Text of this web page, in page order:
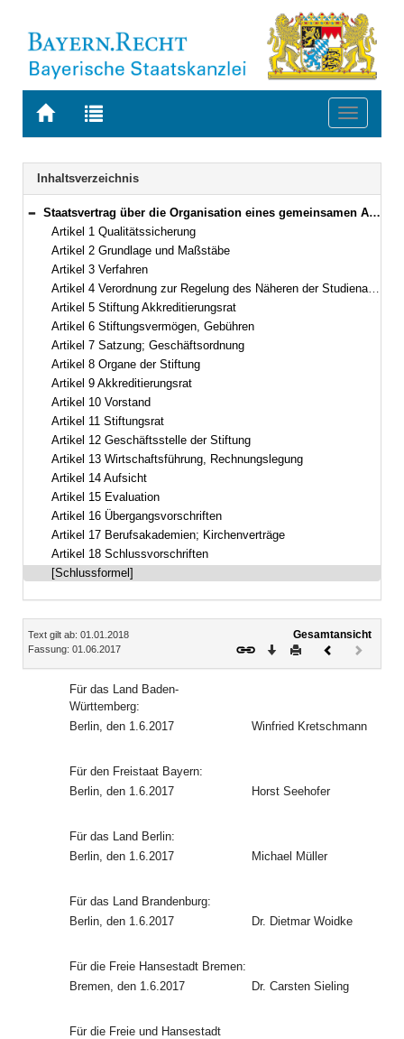
Zur
BAYERN.RECHT
Zur
letzten
Suche
Toggle
Navigation
Inhaltsverzeichnis
Bereich reduzieren
Staatsvertrag über die Organisation eines gemeinsamen Akkreditierungssystems zur Qualitätssicherung in Studium und Lehre an deutschen Hochschulen (Studienakkreditierungsstaatsvertrag) Vom 1.–20. Juni 2017 (Art. 1–18)
Artikel 1 Qualitätssicherung
Artikel 2 Grundlage und Maßstäbe
Artikel 3 Verfahren
Artikel 4 Verordnung zur Regelung des Näheren der Studienakkreditierung(Studienakkreditierungsverordnung)
Artikel 5 Stiftung Akkreditierungsrat
Artikel 6 Stiftungsvermögen, Gebühren
Artikel 7 Satzung; Geschäftsordnung
Artikel 8 Organe der Stiftung
Artikel 9 Akkreditierungsrat
Artikel 10 Vorstand
Artikel 11 Stiftungsrat
Artikel 12 Geschäftsstelle der Stiftung
Artikel 13 Wirtschaftsführung, Rechnungslegung
Artikel 14 Aufsicht
Artikel 15 Evaluation
Artikel 16 Übergangsvorschriften
Artikel 17 Berufsakademien; Kirchenverträge
Artikel 18 Schlussvorschriften
[Schlussformel]
Inhalt
Text gilt ab: 01.01.2018
Fassung: 01.06.2017
Gesamtansicht
Download
DruckenVorheriges
Für das Land Baden-
Württemberg:
Berlin, den 1.6.2017
Winfried Kretschmann
Für den Freistaat Bayern:
Berlin, den 1.6.2017
Horst Seehofer
Für das Land Berlin:
Berlin, den 1.6.2017
Michael Müller
Für das Land Brandenburg:
Berlin, den 1.6.2017
Dr. Dietmar Woidke
Für die Freie Hansestadt Bremen:
Bremen, den 1.6.2017
Dr. Carsten Sieling
Für die Freie und Hansestadt